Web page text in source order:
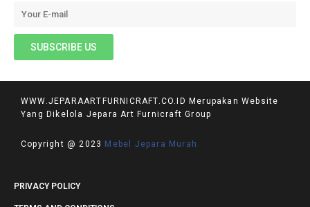
WWW.JEPARAARTFURNICRAFT.CO.ID Merupakan Website
Yang Dikelola Jepara Art Furnicraft Group
Copyright @ 2023 Mebel Jepara Murah
PRIVACY POLICY